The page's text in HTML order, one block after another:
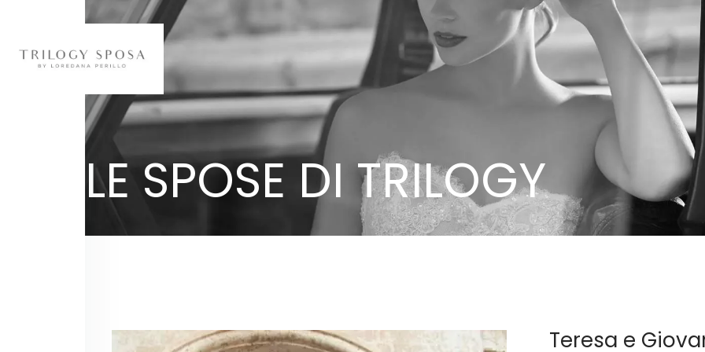
LE SPOSE DI TRILOGY
Teresa e